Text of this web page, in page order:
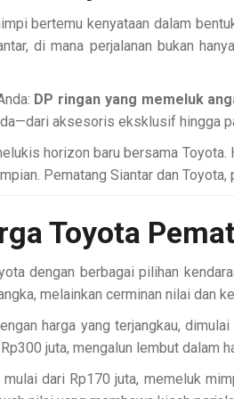
bertemu kenyataan dalam
di mana perjalanan bukan
DP ringan yang memeluk
aksesoris eksklusif hingga
horizon baru bersama
Pematang Siantar dan
Toyota
dengan berbagai pilihan
melainkan cerminan nilai dan
harga yang terjangkau,
juta, mengalun lembut dalam
mulai dari Rp170 juta, memeluk